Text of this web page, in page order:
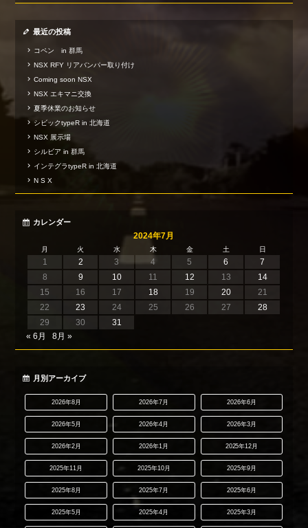
最近の投稿
コペン in 群馬
NSX RFY リアバンパー取り付け
Coming soon NSX
NSX エキマニ交換
夏季休業のお知らせ
シビックtypeR in 北海道
NSX 展示場
シルビア in 群馬
インテグラtypeR in 北海道
N S X
カレンダー
2024年7月
月 火 水 木 金 土 日
1 2 3 4 5 6
7
8
9 10 11 12 13
14
15
16 17 18 19 20
21
22
23 24 25 26 27
28
29
30
31
« 6月
8月 »
月別アーカイブ
2026年8月 2026年7月 2026年6月
2026年5月 2026年4月 2026年3月
2026年2月 2026年1月 2025年12月
2025年11月 2025年10月 2025年9月
2025年8月 2025年7月 2025年6月
2025年5月 2025年4月 2025年3月